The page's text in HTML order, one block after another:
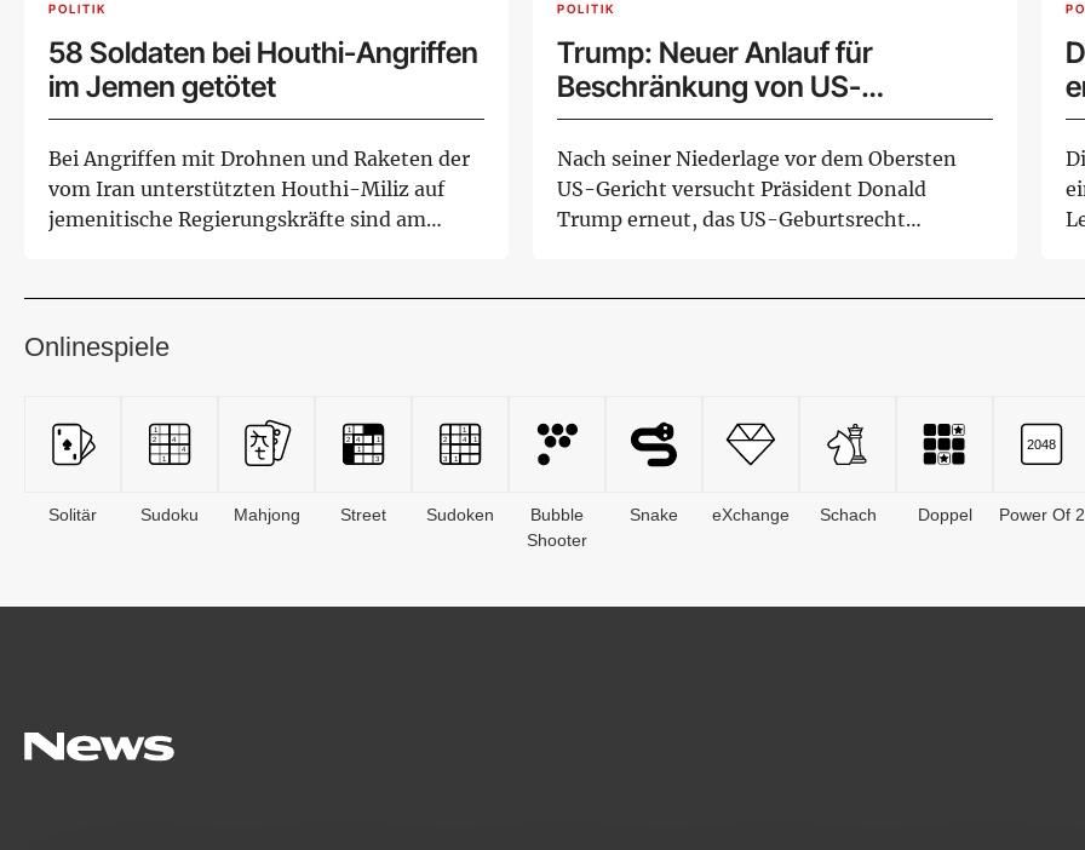
POLITIK
58 Soldaten bei Houthi-Angriffen
im Jemen getötet
Bei Angriffen mit Drohnen und Raketen der
vom Iran unterstützten Houthi-Miliz auf
jemenitische Regierungskräfte sind am
POLITIK
Trump: Neuer Anlauf für
Beschränkung von US-
Geburtsrecht
Nach seiner Niederlage vor dem Obersten
US-Gericht versucht Präsident Donald
Trump erneut, das US-Geburtsrecht
Onlinespiele
Solitär Sudoku Mahjong Street Sudoken
Bubble
Shooter
Snake eXchange Schach Doppel Power Of 2